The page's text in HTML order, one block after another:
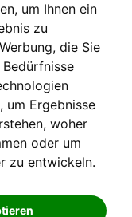
um Ihnen ein
zu
die Sie
Bedürfnisse
um Ergebnisse
woher
oder um
zu entwickeln.
werben?
2226600
Datenschutz